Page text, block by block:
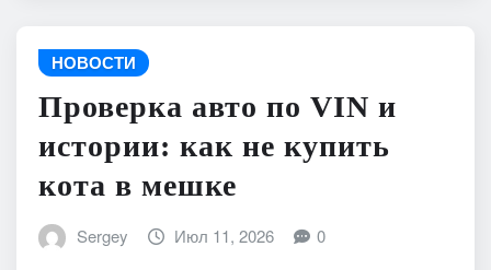
НОВОСТИ
Проверка авто по VIN и
истории: как не купить
кота в мешке
Sergey Июл 11, 2026 0